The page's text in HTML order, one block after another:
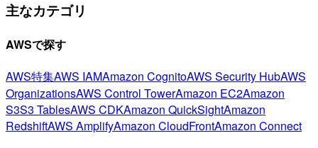
主なカテゴリ
AWSで探す
AWS特集AWS IAMAmazon CognitoAWS Security HubAWS
OrganizationsAWS Control TowerAmazon EC2Amazon
S3S3 TablesAWS CDKAmazon QuickSightAmazon
RedshiftAWS AmplifyAmazon CloudFrontAmazon Connect